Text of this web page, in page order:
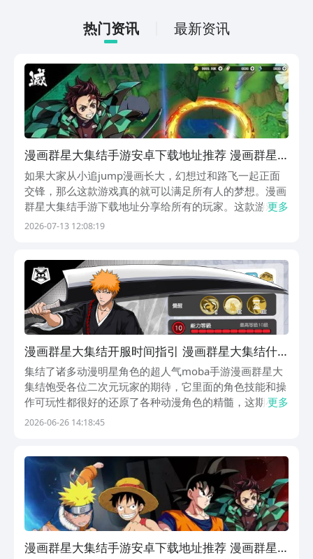
玩家可以关注测试资格的获取。
热门资讯 最新资讯
漫画群星大集结手游安卓下载地址推荐 漫画群星
大集结怎么下载
如果大家从小追jump漫画长大，幻想过和路飞一起正面
交锋，那么这款游戏真的就可以满足所有人的梦想。漫画
群星大集结手游下载地址分享给所有的玩家。这款游戏早
就已经拿到正版授权，一次性就可以凑齐多部经典的少年
更多
2026-07-13 12:08:19
漫画群星大集结开服时间指引 漫画群星大集结什
么时候开服
集结了诸多动漫明星角色的超人气moba手游漫画群星大
集结饱受各位二次元玩家的期待，它里面的角色技能和操
作可玩性都很好的还原了各种动漫角色的精髓，这期小编
就带来漫画群星大集结开服时间一览，会给各位期待它的
更多
2026-06-26 14:18:45
漫画群星大集结手游安卓下载地址推荐 漫画群星